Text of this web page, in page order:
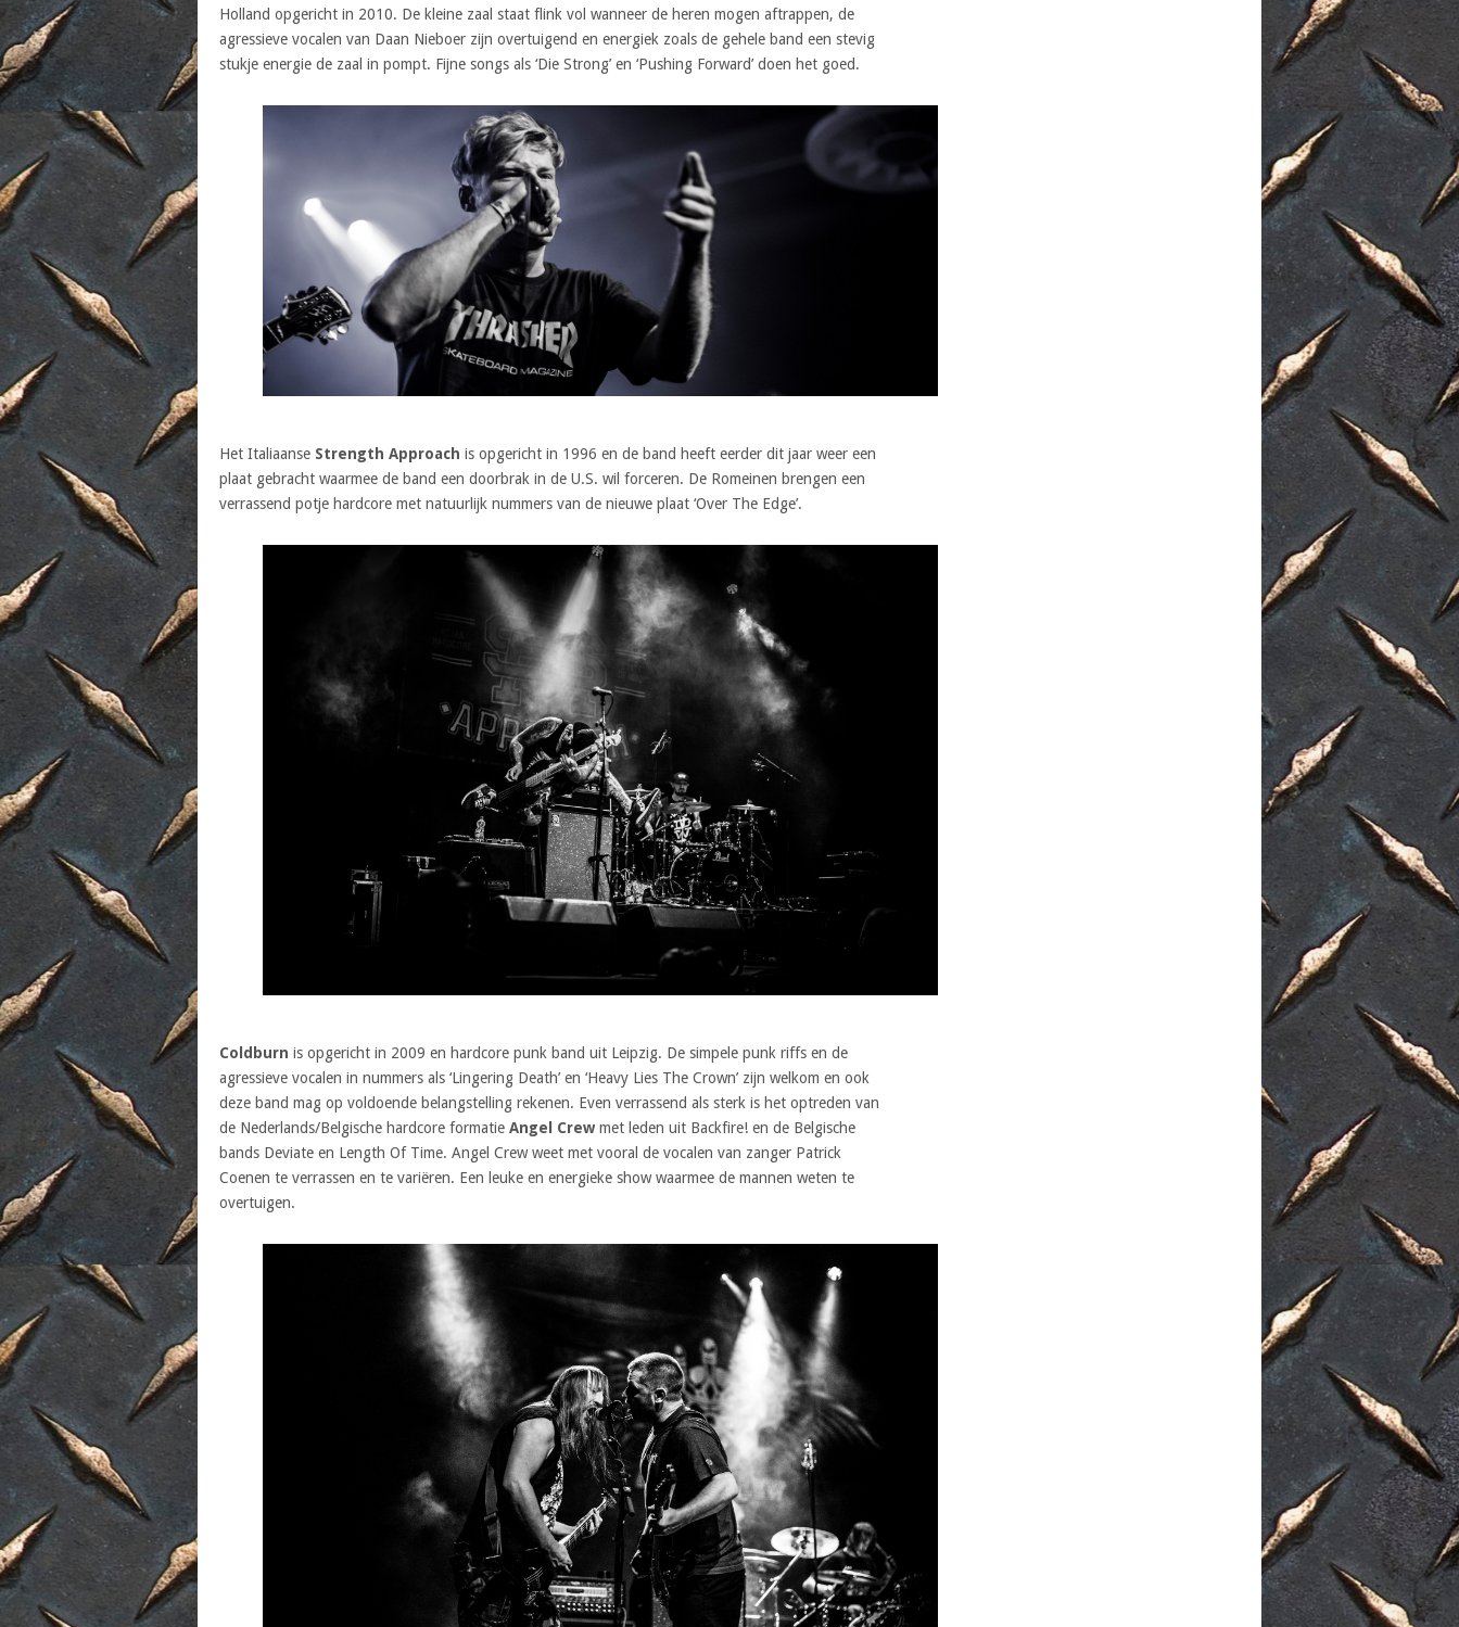
Holland opgericht in 2010. De kleine zaal staat flink vol wanneer de heren mogen aftrappen, de
agressieve vocalen van Daan Nieboer zijn overtuigend en energiek zoals de gehele band een stevig
stukje energie de zaal in pompt. Fijne songs als ‘Die Strong’ en ‘Pushing Forward’ doen het goed.
Het Italiaanse Strength Approach is opgericht in 1996 en de band heeft eerder dit jaar weer een
plaat gebracht waarmee de band een doorbrak in de U.S. wil forceren. De Romeinen brengen een
verrassend potje hardcore met natuurlijk nummers van de nieuwe plaat ‘Over The Edge’.
Coldburn is opgericht in 2009 en hardcore punk band uit Leipzig. De simpele punk riffs en de
agressieve vocalen in nummers als ‘Lingering Death’ en ‘Heavy Lies The Crown’ zijn welkom en ook
deze band mag op voldoende belangstelling rekenen. Even verrassend als sterk is het optreden van
de Nederlands/Belgische hardcore formatie Angel Crewmet leden uit Backfire! en de Belgische
bands Deviate en Length Of Time. Angel Crew weet met vooral de vocalen van zanger Patrick
Coenen te verrassen en te variëren. Een leuke en energieke show waarmee de mannen weten te
overtuigen.